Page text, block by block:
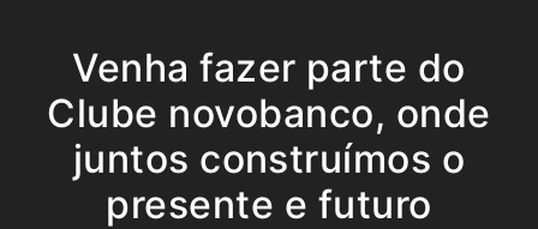
Venha fazer parte do
Clube novobanco, onde
juntos construímos o
presente e futuro